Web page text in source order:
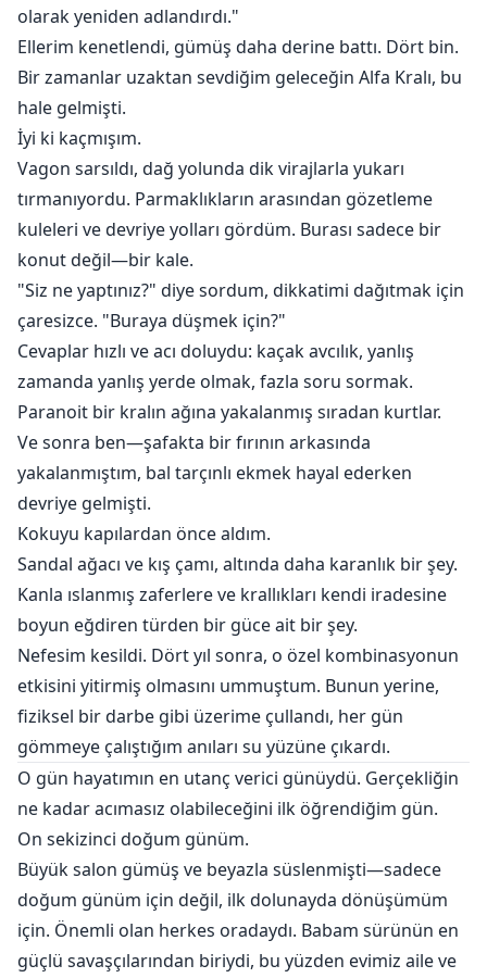
olarak yeniden adlandırdı."
Ellerim kenetlendi, gümüş daha derine battı. Dört bin.
Bir zamanlar uzaktan sevdiğim geleceğin Alfa Kralı, bu
hale gelmişti.
İyi ki kaçmışım.
Vagon sarsıldı, dağ yolunda dik virajlarla yukarı
tırmanıyordu. Parmaklıkların arasından gözetleme
kuleleri ve devriye yolları gördüm. Burası sadece bir
konut değil—bir kale.
"Siz ne yaptınız?" diye sordum, dikkatimi dağıtmak için
çaresizce. "Buraya düşmek için?"
Cevaplar hızlı ve acı doluydu: kaçak avcılık, yanlış
zamanda yanlış yerde olmak, fazla soru sormak.
Paranoit bir kralın ağına yakalanmış sıradan kurtlar.
Ve sonra ben—şafakta bir fırının arkasında
yakalanmıştım, bal tarçınlı ekmek hayal ederken
devriye gelmişti.
Kokuyu kapılardan önce aldım.
Sandal ağacı ve kış çamı, altında daha karanlık bir şey.
Kanla ıslanmış zaferlere ve krallıkları kendi iradesine
boyun eğdiren türden bir güce ait bir şey.
Nefesim kesildi. Dört yıl sonra, o özel kombinasyonun
etkisini yitirmiş olmasını ummuştum. Bunun yerine,
fiziksel bir darbe gibi üzerime çullandı, her gün
gömmeye çalıştığım anıları su yüzüne çıkardı.
O gün hayatımın en utanç verici günüydü. Gerçekliğin
ne kadar acımasız olabileceğini ilk öğrendiğim gün.
On sekizinci doğum günüm.
Büyük salon gümüş ve beyazla süslenmişti—sadece
doğum günüm için değil, ilk dolunayda dönüşümüm
için. Önemli olan herkes oradaydı. Babam sürünün en
güçlü savaşçılarından biriydi, bu yüzden evimiz aile ve